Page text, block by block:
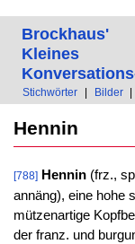
Brockhaus'
Kleines
Stichwörter Bilder
Hennin
[788] Hennin(frz.,
annäng), eine hohe
mützenartige
der franz. und